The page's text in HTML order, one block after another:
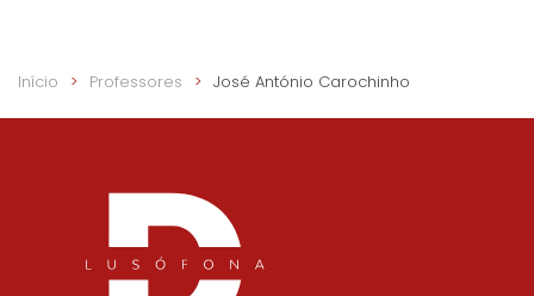
Início Professores José António Carochinho